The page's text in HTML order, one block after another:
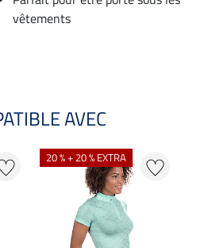
vêtements
AVEC
20 % + 20 % EXTRA